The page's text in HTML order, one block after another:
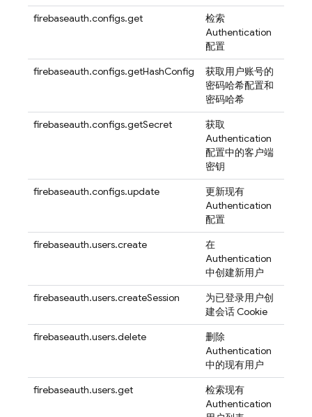
firebaseauth.configs.get
检索
Authentication
配置
firebaseauth.configs.getHashConfig
获取用户账号的
密码哈希配置和
密码哈希
firebaseauth.configs.getSecret
获取
Authentication
配置中的客户端
密钥
firebaseauth.configs.update
更新现有
Authentication
配置
firebaseauth.users.create
在
Authentication
中创建新用户
firebaseauth.users.createSession
为已登录用户创
建会话 Cookie
firebaseauth.users.delete
删除
Authentication
中的现有用户
firebaseauth.users.get
检索现有
Authentication